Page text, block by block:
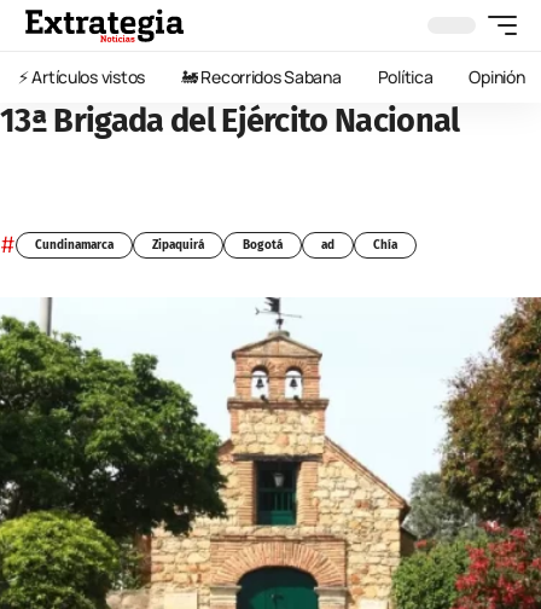
⚡️ Artículos vistos 🚂 Recorridos Sabana Política Opinión
13ª Brigada del Ejército Nacional
# Cundinamarca Zipaquirá Bogotá ad Chía